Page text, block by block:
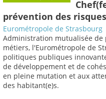
prévention des
Eurométropole de Strasbourg
Administration mutualisée de
métiers, l'Eurométropole de
politiques publiques
de développement et de
en pleine mutation et aux
des habitant(e)s.